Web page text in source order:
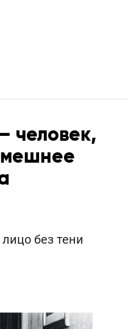
человек,
без тени